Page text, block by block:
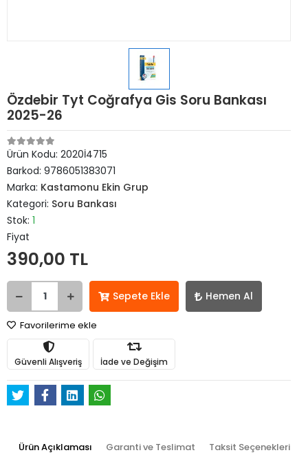
Özdebir Tyt Coğrafya Gis Soru Bankası
2025-26
Ürün Kodu: 2020İ4715
Barkod: 9786051383071
Marka: Kastamonu Ekin Grup
Kategori: Soru Bankası
Stok: 1
Fiyat
390,00 TL
Sepete Ekle Hemen Al
Favorilerime ekle
Güvenli Alışveriş İade ve Değişim
Ürün Açıklaması Garanti ve Teslimat Taksit Seçenekleri